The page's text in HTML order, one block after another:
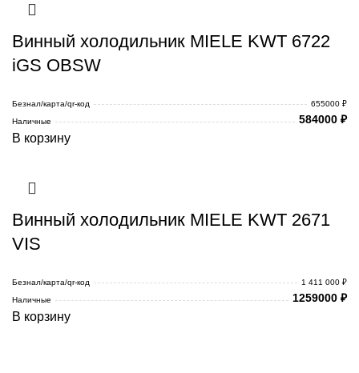
Винный холодильник MIELE KWT 6722
iGS OBSW
Безнал/карта/qr-код
655000 ₽
Наличные
584000 ₽
В корзину
Винный холодильник MIELE KWT 2671
VIS
Безнал/карта/qr-код
1 411 000 ₽
Наличные
1259000 ₽
В корзину